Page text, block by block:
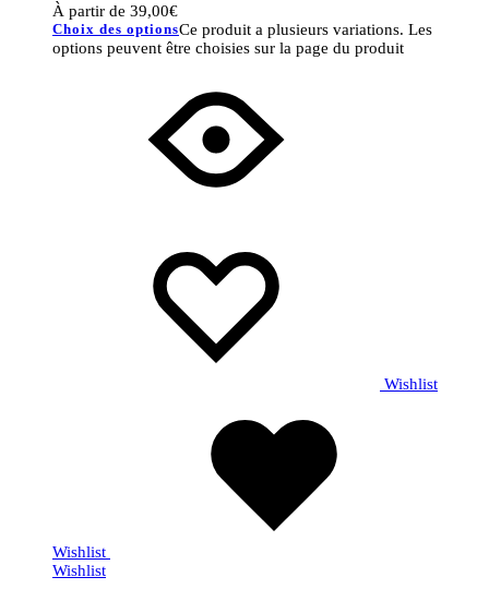
À partir de 39,00€
Choix des optionsCe produit a plusieurs variations. Les
options peuvent être choisies sur la page du produit
Wishlist
Wishlist
Wishlist